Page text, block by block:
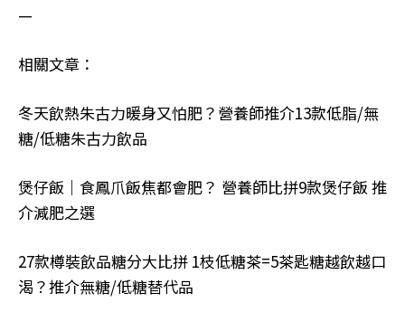
—
相關文章：
冬天飲熱朱古力暖身又怕肥？營養師推介13款低脂/無
糖/低糖朱古力飲品
煲仔飯｜食鳳爪飯焦都會肥？ 營養師比拼9款煲仔飯 推
介減肥之選
27款樽裝飲品糖分大比拼 1枝低糖茶=5茶匙糖越飲越口
渴？推介無糖/低糖替代品